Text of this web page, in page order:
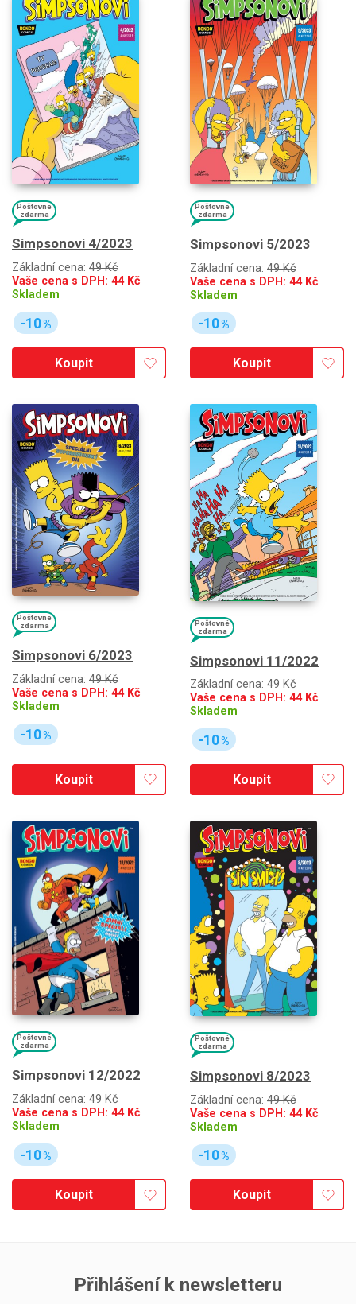
Poštovné
zdarma
Simpsonovi 4/2023
Základní cena: 49 Kč
Vaše cena s DPH: 44Kč
Skladem
-10%
Koupit
Poštovné
zdarma
Simpsonovi 5/2023
Základní cena: 49 Kč
Vaše cena s DPH: 44Kč
Skladem
-10%
Koupit
Poštovné
zdarma
Simpsonovi 6/2023
Základní cena: 49 Kč
Vaše cena s DPH: 44Kč
Skladem
-10%
Koupit
Poštovné
zdarma
Simpsonovi 11/2022
Základní cena: 49 Kč
Vaše cena s DPH: 44Kč
Skladem
-10%
Koupit
Poštovné
zdarma
Simpsonovi 12/2022
Základní cena: 49 Kč
Vaše cena s DPH: 44Kč
Skladem
-10%
Koupit
Poštovné
zdarma
Simpsonovi 8/2023
Základní cena: 49 Kč
Vaše cena s DPH: 44Kč
Skladem
-10%
Koupit
Přihlášení k newsletteru